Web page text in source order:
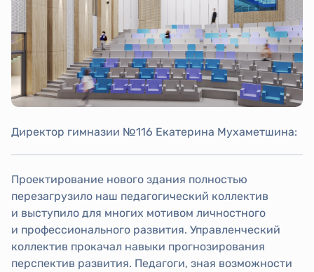
Директор гимназии №116 Екатерина Мухаметшина:
Проектирование нового здания полностью
перезагрузило наш педагогический коллектив
и выступило для многих мотивом личностного
и профессионального развития. Управленческий
коллектив прокачал навыки прогнозирования
перспектив развития. Педагоги, зная возможности